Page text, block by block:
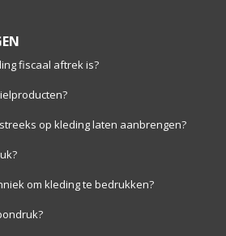
fiscaal aftrek is?
op kleding laten aanbrengen?
om kleding te bedrukken?